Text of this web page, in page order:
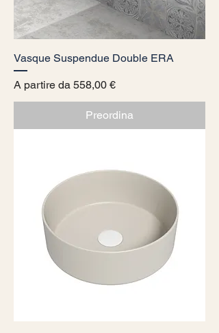
Vasque Suspendue Double ERA
A partire da 558,00 €
Prezzo scontato
Preordina